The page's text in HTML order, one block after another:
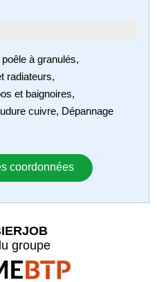
à granulés,
radiateurs,
et baignoires,
cuivre, Dépannage
coordonnées
groupe